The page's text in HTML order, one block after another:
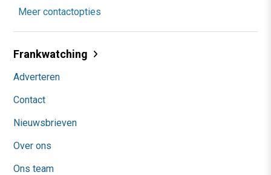
Meer contactopties
Frankwatching
Adverteren
Contact
Nieuwsbrieven
Over ons
Ons team